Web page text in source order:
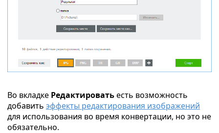
Во вкладке Редактироватьесть возможность
добавить эффекты редактирования изображений
для использования во время конвертации, но это не
обязательно.